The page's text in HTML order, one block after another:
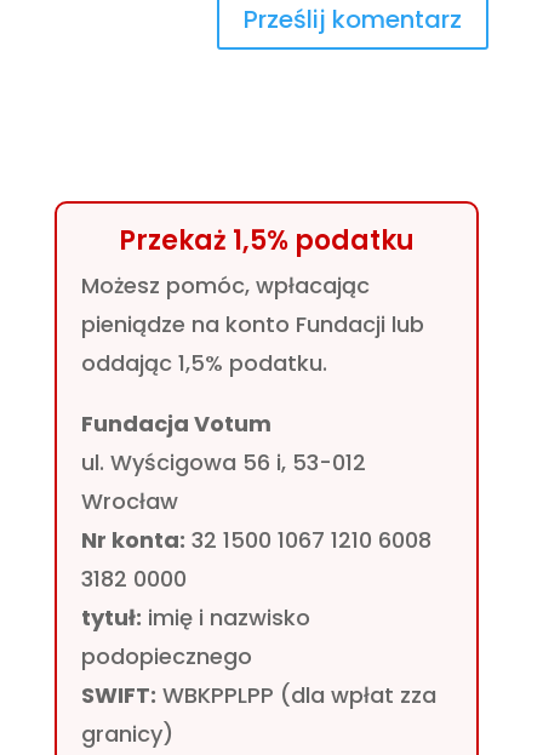
Przekaż 1,5% podatku
Możesz pomóc, wpłacając
pieniądze na konto Fundacji lub
oddając 1,5% podatku.
Fundacja Votum
ul. Wyścigowa 56 i, 53-012
Wrocław
Nr konta: 32 1500 1067 1210 6008
3182 0000
tytuł: imię i nazwisko
podopiecznego
SWIFT: WBKPPLPP (dla wpłat zza
granicy)